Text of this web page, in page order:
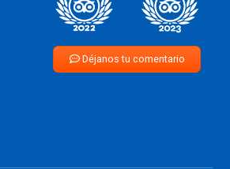
Déjanos tu comentario